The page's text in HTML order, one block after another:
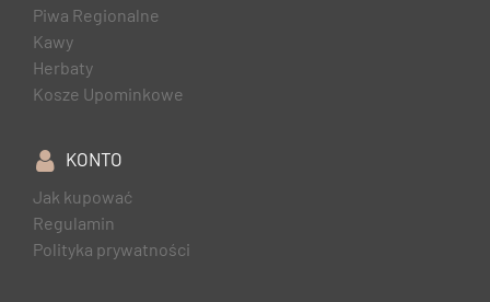
Piwa Regionalne
Kawy
Herbaty
Kosze Upominkowe
KONTO
Jak kupować
Regulamin
Polityka prywatności